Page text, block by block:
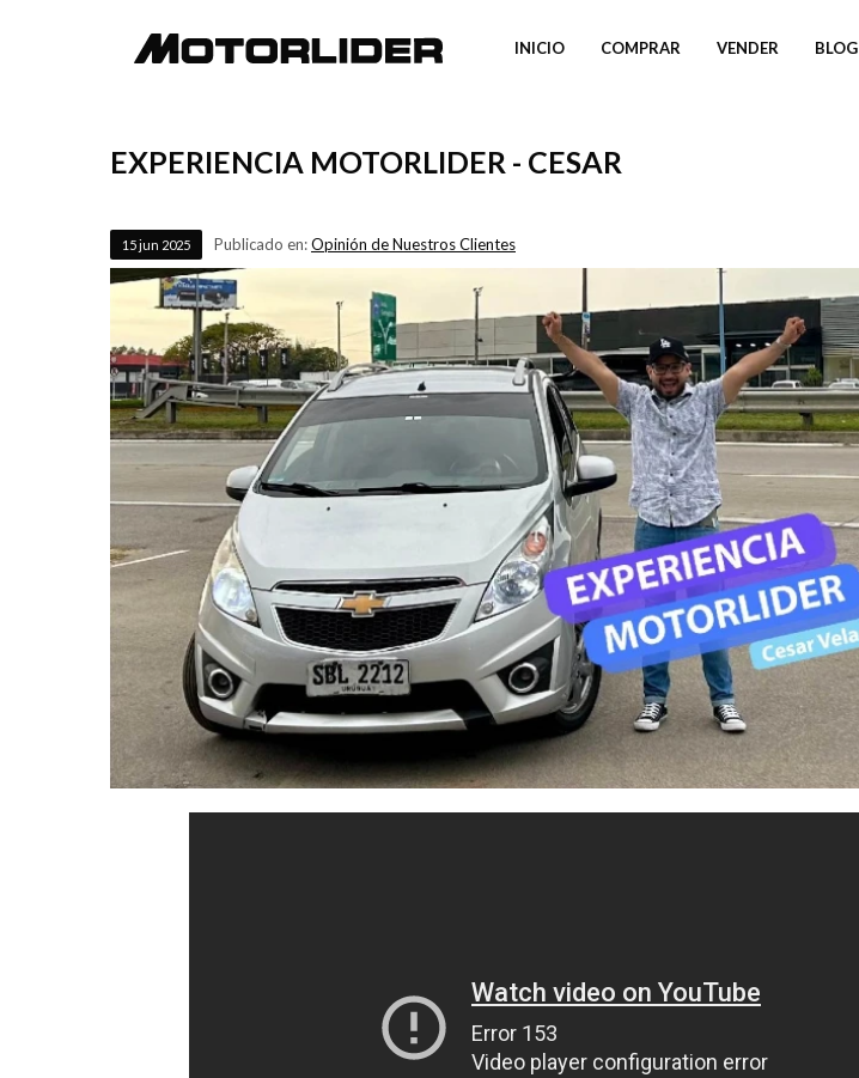
INICIO COMPRAR VENDER BLOG
EXPERIENCIA MOTORLIDER - CESAR
15jun 2025 Publicado en:Opinión de Nuestros Clientes